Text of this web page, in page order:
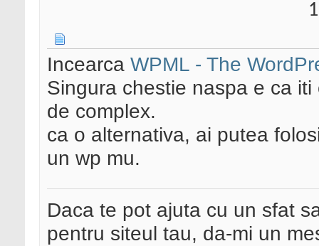
Incearca WPML - The
Singura chestie naspa e ca
de complex.
ca o alternativa, ai putea
un wp mu.
Daca te pot ajuta cu un sfat
pentru siteul tau, da-mi un